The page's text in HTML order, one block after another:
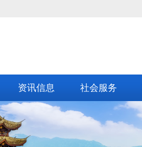
资讯信息 社会服务